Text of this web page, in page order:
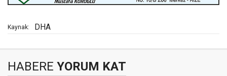
Kaynak: DHA
HABERE YORUM KAT